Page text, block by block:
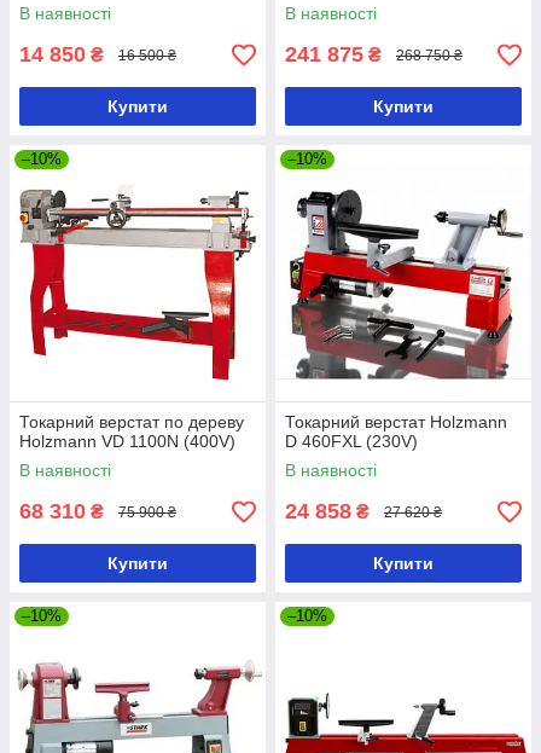
В наявності
14 850 ₴ 16 500 ₴
Купити
В наявності
241 875 ₴ 268 750 ₴
Купити
–10%
Токарний верстат по дереву
Holzmann VD 1100N (400V)
В наявності
68 310 ₴ 75 900 ₴
Купити
–10%
Токарний верстат Holzmann
D 460FXL (230V)
В наявності
24 858 ₴ 27 620 ₴
Купити
–10% –10%